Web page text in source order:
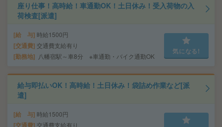
座り仕事！高時給！車通勤OK！土日休み！受入荷物の入
荷検査[派遣]
給 与 時給1500円
交通費 交通費支給有り
勤務地 八幡宿駅～車8分 ※車通勤・バイク通勤OK
気になる!
給与即払いOK！高時給！土日休み！袋詰め作業など[派
遣]
給 与 時給1500円
交通費 交通費支給有り